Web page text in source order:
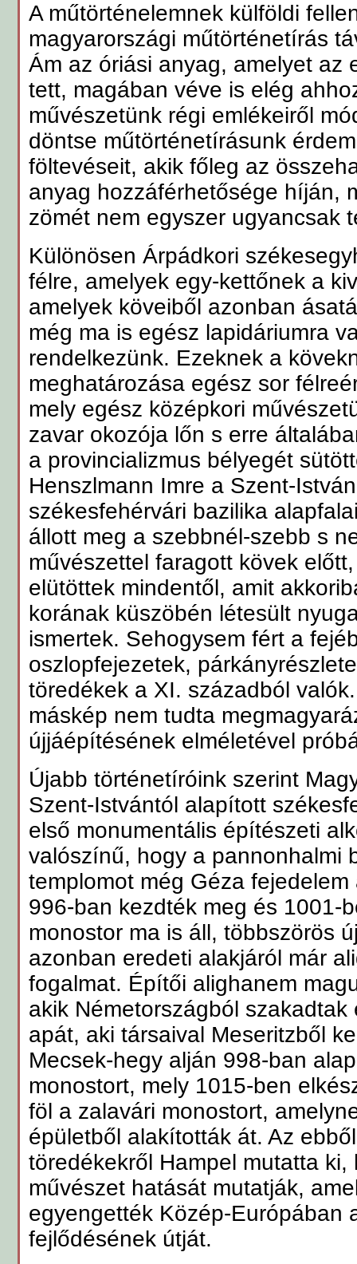
A műtörténelemnek külföldi
magyarországi műtörténetírás
Ám az óriási anyag, amelyet az
tett, magában véve is elég
művészetünk régi emlékeiről
döntse műtörténetírásunk
föltevéseit, akik főleg az
anyag hozzáférhetősége híján,
zömét nem egyszer ugyancsak
Különösen Árpádkori
félre, amelyek egy-kettőnek a
amelyek köveiből azonban
még ma is egész lapidáriumra
rendelkezünk. Ezeknek a
meghatározása egész sor
mely egész középkori
zavar okozója lőn s erre
a provincializmus bélyegét
Henszlmann Imre a Szent-
székesfehérvári bazilika
állott meg a szebbnél-szebb s
művészettel faragott kövek
elütöttek mindentől, amit
korának küszöbén létesült
ismertek. Sehogysem fért a
oszlopfejezetek,
töredékek a XI. századból
máskép nem tudta
újjáépítésének elméletével
Újabb történetíróink szerint
Szent-Istvántól alapított
első monumentális építészeti
valószínű, hogy a pannonhalmi
templomot még Géza
996-ban kezdték meg és 1001-
monostor ma is áll, többszörös
azonban eredeti alakjáról már
fogalmat. Építői alighanem
akik Németországból szakadtak
apát, aki társaival Meseritzből
Mecsek-hegy alján 998-ban
monostort, mely 1015-ben
föl a zalavári monostort,
épületből alakították át. Az
töredékekről Hampel mutatta ki,
művészet hatását mutatják,
egyengették Közép-Európában
fejlődésének útját.